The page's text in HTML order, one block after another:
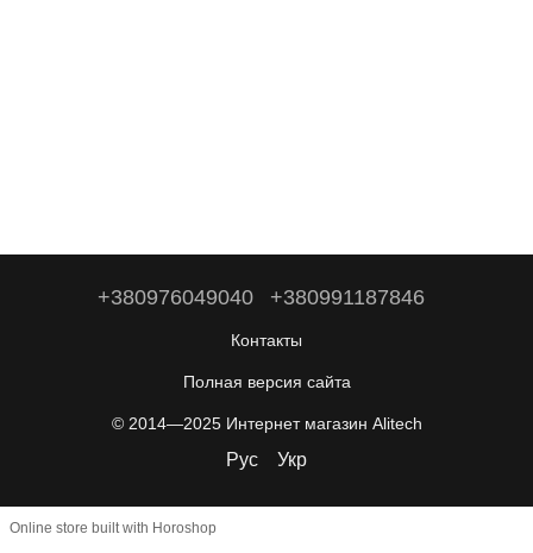
+380976049040 +380991187846
Контакты
Полная версия сайта
© 2014—2025 Интернет магазин Alitech
Рус Укр
Online store built with Horoshop